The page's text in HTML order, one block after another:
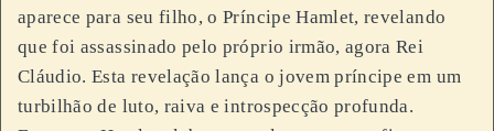
aparece para seu filho, o Príncipe Hamlet, revelando
que foi assassinado pelo próprio irmão, agora Rei
Cláudio. Esta revelação lança o jovem príncipe em um
turbilhão de luto, raiva e introspecção profunda.